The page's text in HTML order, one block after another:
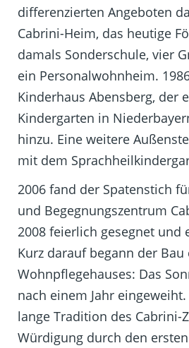
differenzierten Angeboten
Cabrini-Heim, das heutige
damals Sonderschule, vier
ein Personalwohnheim.
Kinderhaus Abensberg, der
Kindergarten in
hinzu. Eine weitere
mit dem
2006 fand der Spatenstich
und Begegnungszentrum
2008 feierlich gesegnet und
Kurz darauf begann der Bau
Wohnpflegehauses: Das
nach einem Jahr
lange Tradition des Cabrini-
Würdigung durch den